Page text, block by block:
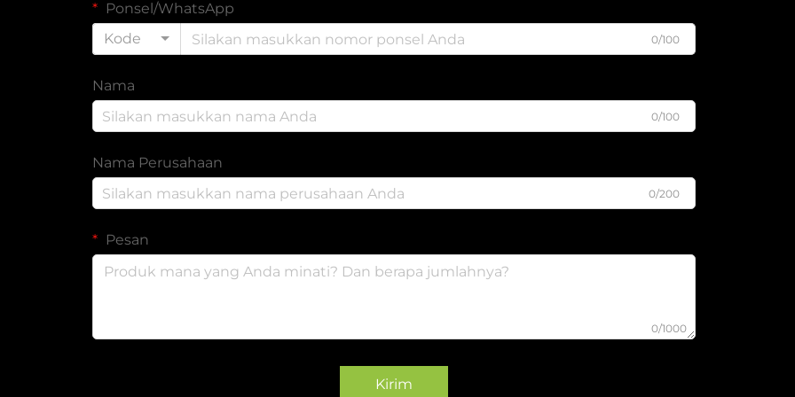
Ponsel/WhatsApp
Kode
0/100
Nama
0/100
Nama Perusahaan
0/200
Pesan
0/1000
Kirim